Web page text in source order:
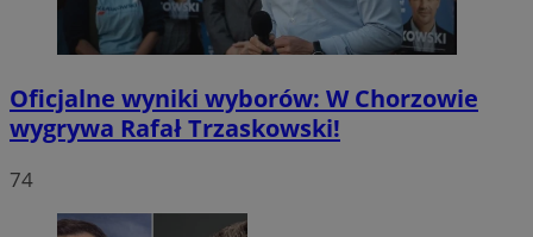
Oficjalne wyniki wyborów: W Chorzowie
wygrywa Rafał Trzaskowski!
74